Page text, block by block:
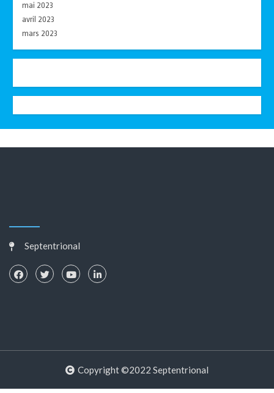
mai 2023
avril 2023
mars 2023
Septentrional
Copyright ©2022 Septentrional